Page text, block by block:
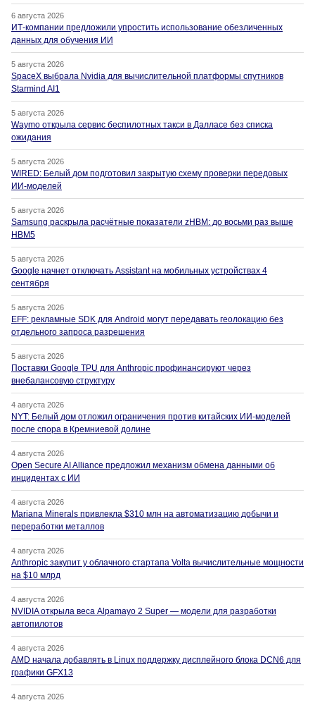
6 августа 2026
ИТ-компании предложили упростить использование обезличенных
данных для обучения ИИ
5 августа 2026
SpaceX выбрала Nvidia для вычислительной платформы спутников
Starmind AI1
5 августа 2026
Waymo открыла сервис беспилотных такси в Далласе без списка
ожидания
5 августа 2026
WIRED: Белый дом подготовил закрытую схему проверки передовых
ИИ-моделей
5 августа 2026
Samsung раскрыла расчётные показатели zHBM: до восьми раз выше
HBM5
5 августа 2026
Google начнет отключать Assistant на мобильных устройствах 4
сентября
5 августа 2026
EFF: рекламные SDK для Android могут передавать геолокацию без
отдельного запроса разрешения
5 августа 2026
Поставки Google TPU для Anthropic профинансируют через
внебалансовую структуру
4 августа 2026
NYT: Белый дом отложил ограничения против китайских ИИ-моделей
после спора в Кремниевой долине
4 августа 2026
Open Secure AI Alliance предложил механизм обмена данными об
инцидентах с ИИ
4 августа 2026
Mariana Minerals привлекла $310 млн на автоматизацию добычи и
переработки металлов
4 августа 2026
Anthropic закупит у облачного стартапа Volta вычислительные мощности
на $10 млрд
4 августа 2026
NVIDIA открыла веса Alpamayo 2 Super — модели для разработки
автопилотов
4 августа 2026
AMD начала добавлять в Linux поддержку дисплейного блока DCN6 для
графики GFX13
4 августа 2026